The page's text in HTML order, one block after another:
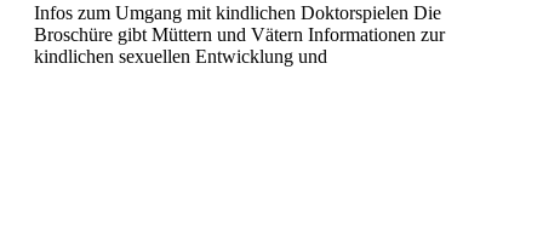
Infos zum Umgang mit kindlichen Doktorspielen Die
Broschüre gibt Müttern und Vätern Informationen zur
kindlichen sexuellen Entwicklung und